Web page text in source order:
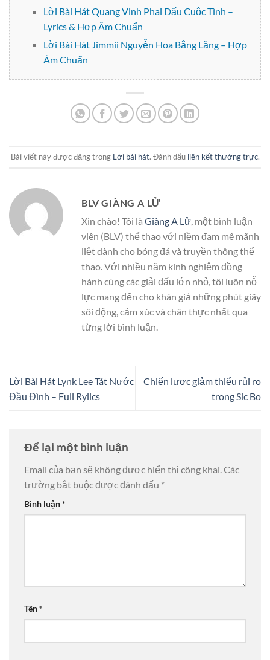
Lời Bài Hát Quang Vinh Phai Dấu Cuộc Tình –
Lyrics & Hợp Âm Chuẩn
Lời Bài Hát Jimmii Nguyễn Hoa Bằng Lăng – Hợp
Âm Chuẩn
Bài viết này được đăng trong Lời bài hát. Đánh dấu liên kết thường trực.
BLV GIÀNG A LỬ
Xin chào! Tôi là Giàng A Lử , một bình luận
viên (BLV) thể thao với niềm đam mê mãnh
liệt dành cho bóng đá và truyền thông thể
thao. Với nhiều năm kinh nghiệm đồng
hành cùng các giải đấu lớn nhỏ, tôi luôn nỗ
lực mang đến cho khán giả những phút giây
sôi động, cảm xúc và chân thực nhất qua
từng lời bình luận.
Lời Bài Hát Lynk Lee Tát Nước
Đầu Đình – Full Rylics
Chiến lược giảm thiểu rủi ro
trong Sic Bo
Để lại một bình luận
Email của bạn sẽ không được hiển thị công khai.Các
trường bắt buộc được đánh dấu *
Bình luận*
Tên*